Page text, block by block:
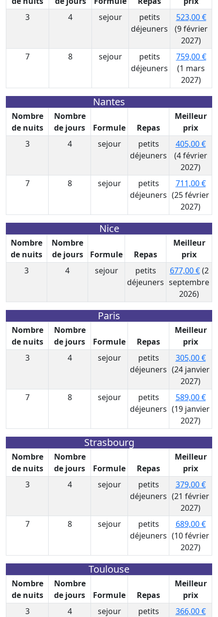
3
4 sejour
petits
déjeuners
523,00 €
(9 février
2027)
7
8 sejour
petits
déjeuners
759,00 €
(1 mars
2027)
Nantes
Nombre
de nuits
Nombre
de jours
Formule Repas
Meilleur
prix
3
4 sejour
petits
déjeuners
405,00 €
(4 février
2027)
7
8 sejour
petits
déjeuners
711,00 €
(25 février
2027)
Nice
Nombre
de nuits
Nombre
de jours
Formule Repas
Meilleur
prix
3
4 sejour
petits
déjeuners
677,00 €(2
septembre
2026)
Paris
Nombre
de nuits
Nombre
de jours
Formule Repas
Meilleur
prix
3
4 sejour
petits
déjeuners
305,00 €
(24 janvier
2027)
7
8 sejour
petits
déjeuners
589,00 €
(19 janvier
2027)
Strasbourg
Nombre
de nuits
Nombre
de jours
Formule Repas
Meilleur
prix
3
4 sejour
petits
déjeuners
379,00 €
(21 février
2027)
7
8 sejour
petits
déjeuners
689,00 €
(10 février
2027)
Toulouse
Nombre
de nuits
Nombre
de jours
Formule Repas
Meilleur
prix
3
4 sejour
petits
366,00 €